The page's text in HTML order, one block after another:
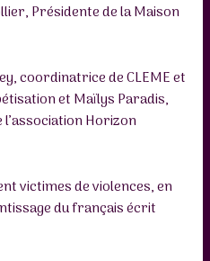
Présidente de la Maison
coordinatrice de CLEME et
et Maïlys Paradis,
Horizon
victimes de violences, en
du français écrit